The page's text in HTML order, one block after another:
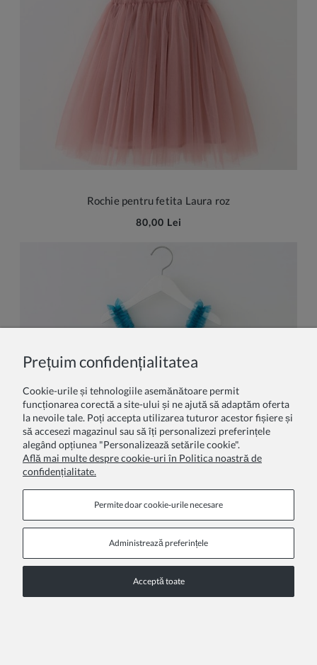
Rochie pentru fetita Laura roz
80,00 Lei
Rochie pentru fetita Laura turcoaz
Prețuim confidențialitatea
Cookie-urile și tehnologiile asemănătoare permit
funcționarea corectă a site-ului și ne ajută să adaptăm oferta
la nevoile tale. Poți accepta utilizarea tuturor acestor fișiere și
să accesezi magazinul sau să îți personalizezi preferințele
alegând opțiunea "Personalizează setările cookie".
Află mai multe despre cookie-uri în Politica noastră de
confidențialitate.
Permite doar cookie‑urile necesare
Administrează preferințele
Acceptă toate